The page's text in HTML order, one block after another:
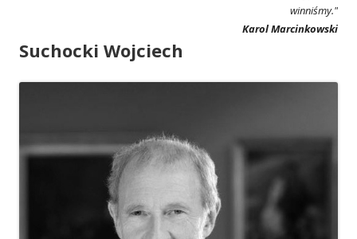
winniśmy."
Karol Marcinkowski
Suchocki Wojciech